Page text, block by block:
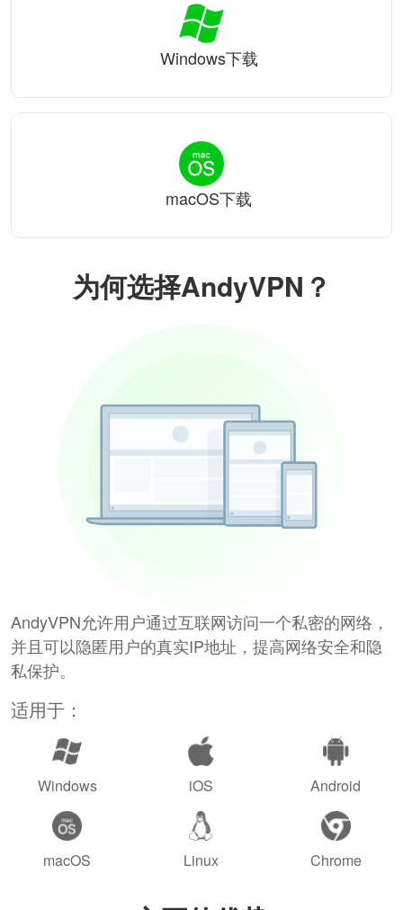
为何选择AndyVPN？
AndyVPN允许用户通过互联网访问一个私密的网络，
并且可以隐匿用户的真实IP地址，提高网络安全和隐
私保护。
适用于：
Windows iOS Android
macOS Linux Chrome
Windows下载
macOS下载